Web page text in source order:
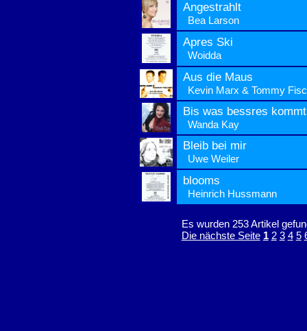
Angestrahlt
Bea Larson
Apres Ski
Woidda
Aus die Maus
Kevin Marx & Tommy
Bis was bessres kommt
Wanda Kay
Bleib bei mir
Uwe Weiler
blooms
Heinrich Hussmann
Es wurden 253 Artikel
Die nächste Seite 1 2 3 4 5